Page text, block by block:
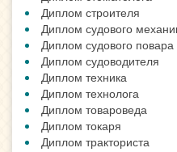
Диплом строителя
Диплом судового
Диплом судового повара
Диплом судоводителя
Диплом техника
Диплом технолога
Диплом товароведа
Диплом токаря
Диплом тракториста